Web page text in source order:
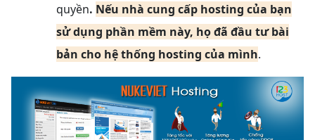
quyền. Nếu nhà cung cấp hosting của bạn
sử dụng phần mềm này, họ đã đầu tư bài
bản cho hệ thống hosting của mình.